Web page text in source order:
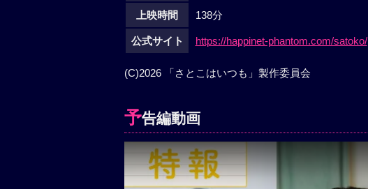
上映時間 138分
公式サイト https://happinet-phantom.com/satoko/
(C)2026 「さとこはいつも」製作委員会
予告編動画